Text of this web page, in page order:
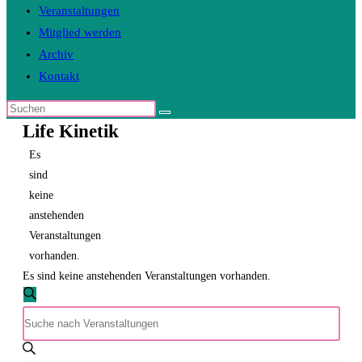
Veranstaltungen
Mitglied werden
Archiv
Kontakt
Diese
Website
durchsuchen
Life Kinetik
Es
sind
keine
anstehenden
Veranstaltungen
vorhanden.
Es sind keine anstehenden Veranstaltungen vorhanden.
Veranstaltungen
Suche
und
Suche
Schlüsselwort
eingeben.